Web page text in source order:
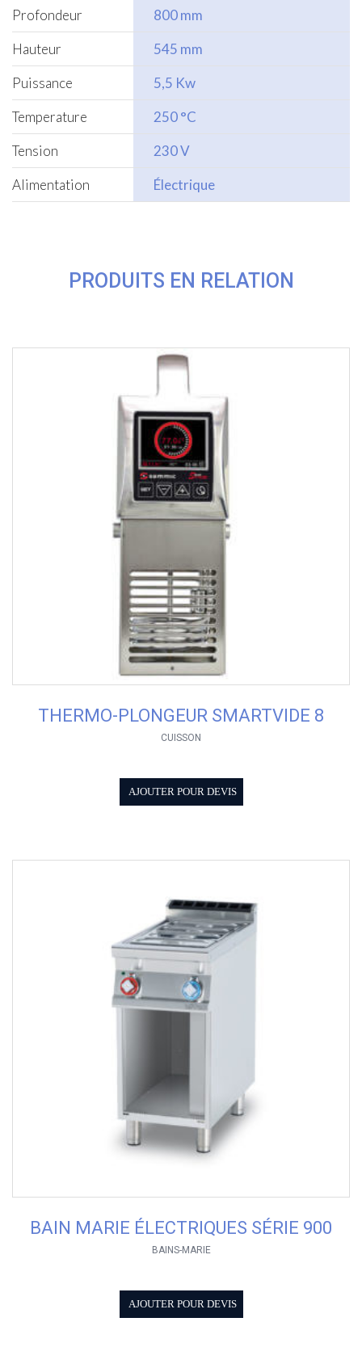
Profondeur
800 mm
Hauteur
545 mm
Puissance
5,5 Kw
Temperature
250 °C
Tension
230 V
Alimentation
Électrique
PRODUITS EN RELATION
THERMO-PLONGEUR SMARTVIDE 8
CUISSON
AJOUTER POUR DEVIS
BAIN MARIE ÉLECTRIQUES SÉRIE 900
BAINS-MARIE
AJOUTER POUR DEVIS